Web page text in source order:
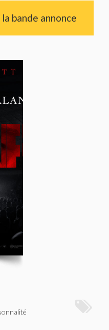
bande annonce